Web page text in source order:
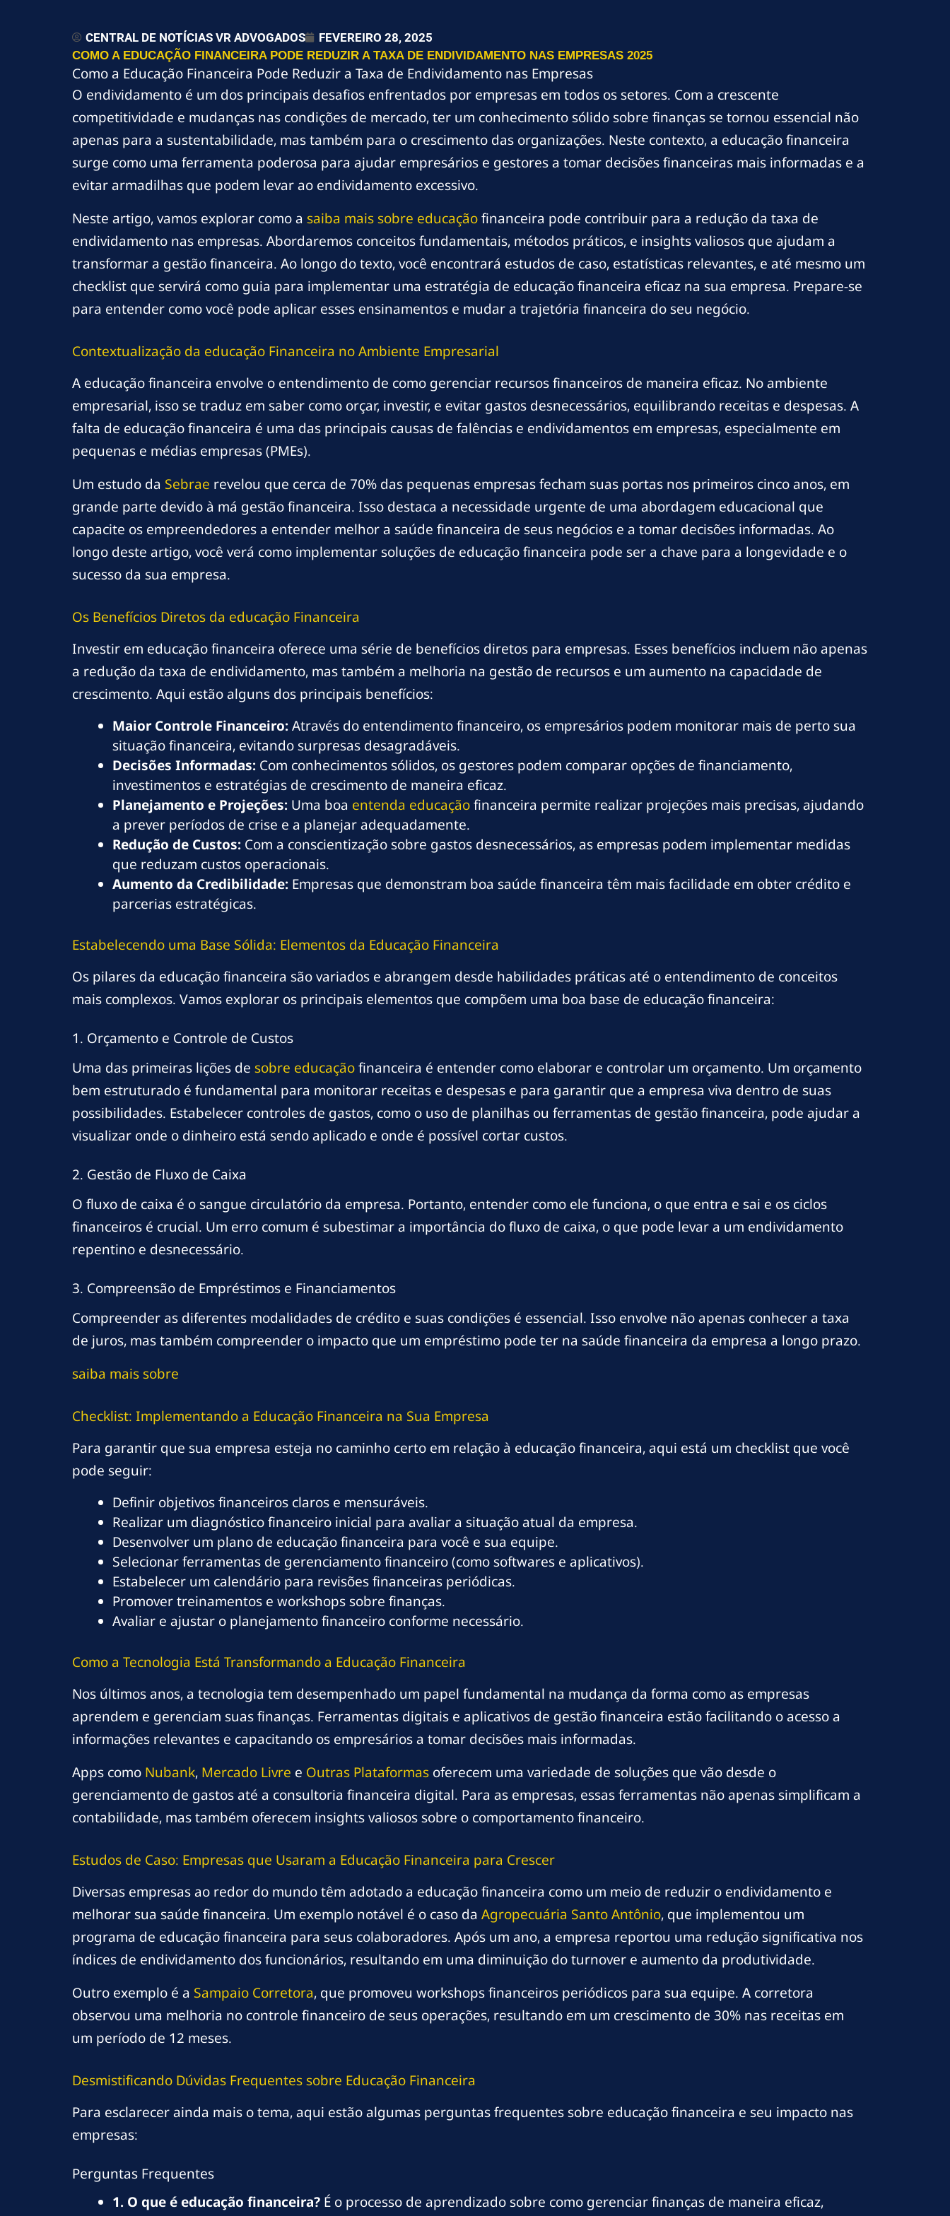
CENTRAL DE NOTÍCIAS VR ADVOGADOS FEVEREIRO 28, 2025
COMO A EDUCAÇÃO FINANCEIRA PODE REDUZIR A TAXA DE ENDIVIDAMENTO NAS EMPRESAS 2025
Como a Educação Financeira Pode Reduzir a Taxa de Endividamento nas Empresas
O endividamento é um dos principais desafios enfrentados por empresas em todos os setores. Com a crescente
competitividade e mudanças nas condições de mercado, ter um conhecimento sólido sobre finanças se tornou essencial não
apenas para a sustentabilidade, mas também para o crescimento das organizações. Neste contexto, a educação financeira
surge como uma ferramenta poderosa para ajudar empresários e gestores a tomar decisões financeiras mais informadas e a
evitar armadilhas que podem levar ao endividamento excessivo.
Neste artigo, vamos explorar como a saiba mais sobre educaçãofinanceira pode contribuir para a redução da taxa de
endividamento nas empresas. Abordaremos conceitos fundamentais, métodos práticos, e insights valiosos que ajudam a
transformar a gestão financeira. Ao longo do texto, você encontrará estudos de caso, estatísticas relevantes, e até mesmo um
checklist que servirá como guia para implementar uma estratégia de educação financeira eficaz na sua empresa. Prepare-se
para entender como você pode aplicar esses ensinamentos e mudar a trajetória financeira do seu negócio.
Contextualização da educação Financeira no Ambiente Empresarial
A educação financeira envolve o entendimento de como gerenciar recursos financeiros de maneira eficaz. No ambiente
empresarial, isso se traduz em saber como orçar, investir, e evitar gastos desnecessários, equilibrando receitas e despesas. A
falta de educação financeira é uma das principais causas de falências e endividamentos em empresas, especialmente em
pequenas e médias empresas (PMEs).
Um estudo da Sebrae revelou que cerca de 70% das pequenas empresas fecham suas portas nos primeiros cinco anos, em
grande parte devido à má gestão financeira. Isso destaca a necessidade urgente de uma abordagem educacional que
capacite os empreendedores a entender melhor a saúde financeira de seus negócios e a tomar decisões informadas. Ao
longo deste artigo, você verá como implementar soluções de educação financeira pode ser a chave para a longevidade e o
sucesso da sua empresa.
Os Benefícios Diretos da educação Financeira
Investir em educação financeira oferece uma série de benefícios diretos para empresas. Esses benefícios incluem não apenas
a redução da taxa de endividamento, mas também a melhoria na gestão de recursos e um aumento na capacidade de
crescimento. Aqui estão alguns dos principais benefícios:
Maior Controle Financeiro:Através do entendimento financeiro, os empresários podem monitorar mais de perto sua
situação financeira, evitando surpresas desagradáveis.
Decisões Informadas: Com conhecimentos sólidos, os gestores podem comparar opções de financiamento,
investimentos e estratégias de crescimento de maneira eficaz.
Planejamento e Projeções: Uma boa entenda educaçãofinanceira permite realizar projeções mais precisas, ajudando
a prever períodos de crise e a planejar adequadamente.
Redução de Custos: Com a conscientização sobre gastos desnecessários, as empresas podem implementar medidas
que reduzam custos operacionais.
Aumento da Credibilidade: Empresas que demonstram boa saúde financeira têm mais facilidade em obter crédito e
parcerias estratégicas.
Estabelecendo uma Base Sólida: Elementos da Educação Financeira
Os pilares da educação financeira são variados e abrangem desde habilidades práticas até o entendimento de conceitos
mais complexos. Vamos explorar os principais elementos que compõem uma boa base de educação financeira:
1. Orçamento e Controle de Custos
Uma das primeiras lições de sobre educaçãofinanceira é entender como elaborar e controlar um orçamento. Um orçamento
bem estruturado é fundamental para monitorar receitas e despesas e para garantir que a empresa viva dentro de suas
possibilidades. Estabelecer controles de gastos, como o uso de planilhas ou ferramentas de gestão financeira, pode ajudar a
visualizar onde o dinheiro está sendo aplicado e onde é possível cortar custos.
2. Gestão de Fluxo de Caixa
O fluxo de caixa é o sangue circulatório da empresa. Portanto, entender como ele funciona, o que entra e sai e os ciclos
financeiros é crucial. Um erro comum é subestimar a importância do fluxo de caixa, o que pode levar a um endividamento
repentino e desnecessário.
3. Compreensão de Empréstimos e Financiamentos
Compreender as diferentes modalidades de crédito e suas condições é essencial. Isso envolve não apenas conhecer a taxa
de juros, mas também compreender o impacto que um empréstimo pode ter na saúde financeira da empresa a longo prazo.
saiba mais sobre
Checklist: Implementando a Educação Financeira na Sua Empresa
Para garantir que sua empresa esteja no caminho certo em relação à educação financeira, aqui está um checklist que você
pode seguir:
Definir objetivos financeiros claros e mensuráveis.
Realizar um diagnóstico financeiro inicial para avaliar a situação atual da empresa.
Desenvolver um plano de educação financeira para você e sua equipe.
Selecionar ferramentas de gerenciamento financeiro (como softwares e aplicativos).
Estabelecer um calendário para revisões financeiras periódicas.
Promover treinamentos e workshops sobre finanças.
Avaliar e ajustar o planejamento financeiro conforme necessário.
Como a Tecnologia Está Transformando a Educação Financeira
Nos últimos anos, a tecnologia tem desempenhado um papel fundamental na mudança da forma como as empresas
aprendem e gerenciam suas finanças. Ferramentas digitais e aplicativos de gestão financeira estão facilitando o acesso a
informações relevantes e capacitando os empresários a tomar decisões mais informadas.
Apps como Nubank, Mercado Livre e Outras Plataformas oferecem uma variedade de soluções que vão desde o
gerenciamento de gastos até a consultoria financeira digital. Para as empresas, essas ferramentas não apenas simplificam a
contabilidade, mas também oferecem insights valiosos sobre o comportamento financeiro.
Estudos de Caso: Empresas que Usaram a Educação Financeira para Crescer
Diversas empresas ao redor do mundo têm adotado a educação financeira como um meio de reduzir o endividamento e
melhorar sua saúde financeira. Um exemplo notável é o caso da Agropecuária Santo Antônio, que implementou um
programa de educação financeira para seus colaboradores. Após um ano, a empresa reportou uma redução significativa nos
índices de endividamento dos funcionários, resultando em uma diminuição do turnover e aumento da produtividade.
Outro exemplo é a Sampaio Corretora, que promoveu workshops financeiros periódicos para sua equipe. A corretora
observou uma melhoria no controle financeiro de seus operações, resultando em um crescimento de 30% nas receitas em
um período de 12 meses.
Desmistificando Dúvidas Frequentes sobre Educação Financeira
Para esclarecer ainda mais o tema, aqui estão algumas perguntas frequentes sobre educação financeira e seu impacto nas
empresas:
Perguntas Frequentes
1. O que é educação financeira? É o processo de aprendizado sobre como gerenciar finanças de maneira eficaz,